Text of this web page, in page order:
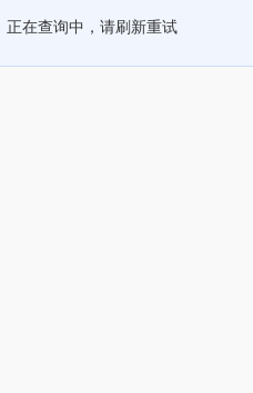
正在查询中，请刷新重试